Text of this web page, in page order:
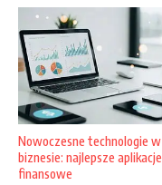
Nowoczesne technologie w
biznesie: najlepsze aplikacje
finansowe